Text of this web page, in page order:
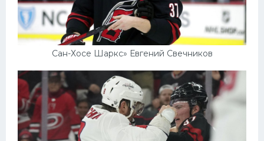
Сан-Хосе Шаркс» Евгений Свечников